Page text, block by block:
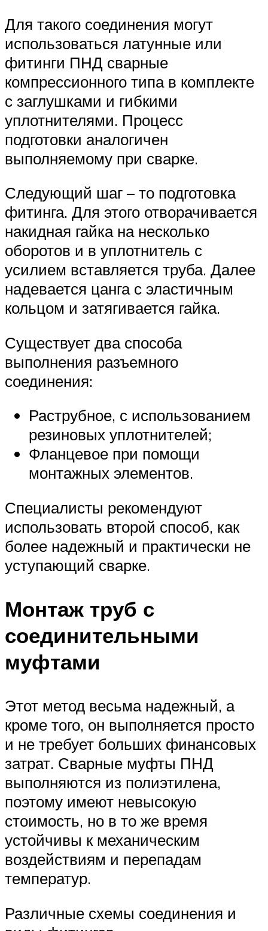
Для такого соединения могут
использоваться латунные или
фитинги ПНД сварные
компрессионного типа в комплекте
с заглушками и гибкими
уплотнителями. Процесс
подготовки аналогичен
выполняемому при сварке.
Следующий шаг – то подготовка
фитинга. Для этого отворачивается
накидная гайка на несколько
оборотов и в уплотнитель с
усилием вставляется труба. Далее
надевается цанга с эластичным
кольцом и затягивается гайка.
Существует два способа
выполнения разъемного
соединения:
Раструбное, с использованием
резиновых уплотнителей;
Фланцевое при помощи
монтажных элементов.
Специалисты рекомендуют
использовать второй способ, как
более надежный и практически не
уступающий сварке.
Монтаж труб с
соединительными
муфтами
Этот метод весьма надежный, а
кроме того, он выполняется просто
и не требует больших финансовых
затрат. Сварные муфты ПНД
выполняются из полиэтилена,
поэтому имеют невысокую
стоимость, но в то же время
устойчивы к механическим
воздействиям и перепадам
температур.
Различные схемы соединения и